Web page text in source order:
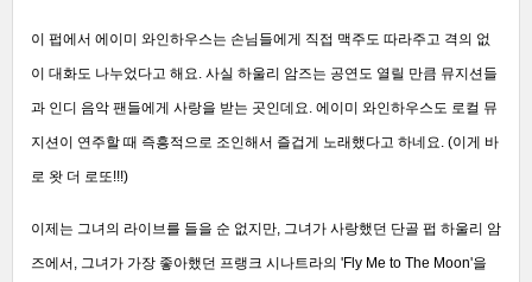
이 펍에서 에이미 와인하우스는 손님들에게 직접 맥주도 따라주고 격의 없
이 대화도 나누었다고 해요. 사실 하울리 암즈는 공연도 열릴 만큼 뮤지션들
과 인디 음악 팬들에게 사랑을 받는 곳인데요. 에이미 와인하우스도 로컬 뮤
지션이 연주할 때 즉흥적으로 조인해서 즐겁게 노래했다고 하네요. (이게 바
로 왓 더 로또!!!)
이제는 그녀의 라이브를 들을 순 없지만, 그녀가 사랑했던 단골 펍 하울리 암
즈에서, 그녀가 가장 좋아했던 프랭크 시나트라의 'Fly Me to The Moon'을